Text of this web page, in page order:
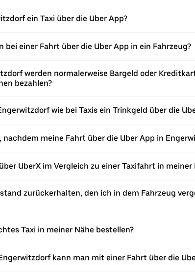
ein Taxi über die Uber App?
bei einer Fahrt über die Uber App in ein Fahrzeug?
werden normalerweise Bargeld oder
bezahlen?
wie bei Taxis ein Trinkgeld über die
nachdem meine Fahrt über die Uber App in
UberX im Vergleich zu einer Taxifahrt in
zurückerhalten, den ich in dem Fahrzeug
Taxi in meiner Nähe bestellen?
kann man mit einer Fahrt über die